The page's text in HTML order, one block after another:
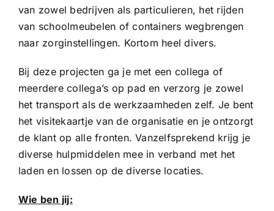
van zowel bedrijven als particulieren, het rijden
van schoolmeubelen of containers wegbrengen
naar zorginstellingen. Kortom heel divers.
Bij deze projecten ga je met een collega of
meerdere collega’s op pad en verzorg je zowel
het transport als de werkzaamheden zelf. Je bent
het visitekaartje van de organisatie en je ontzorgt
de klant op alle fronten. Vanzelfsprekend krijg je
diverse hulpmiddelen mee in verband met het
laden en lossen op de diverse locaties.
Wie ben jij: